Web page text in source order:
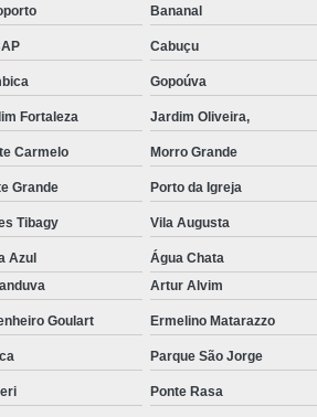
Bananal
Cabuçu
Gopoúva
Fortaleza Jardim Oliveira,
Carmelo Morro Grande
Grande Porto da Igreja
Tibagy Vila Augusta
Azul
Água Chata
Artur Alvim
Goulart Ermelino Matarazzo
Parque São Jorge
Ponte Rasa